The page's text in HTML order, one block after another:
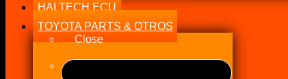
HALTECH ECU
TOYOTA PARTS & OTROS
Close